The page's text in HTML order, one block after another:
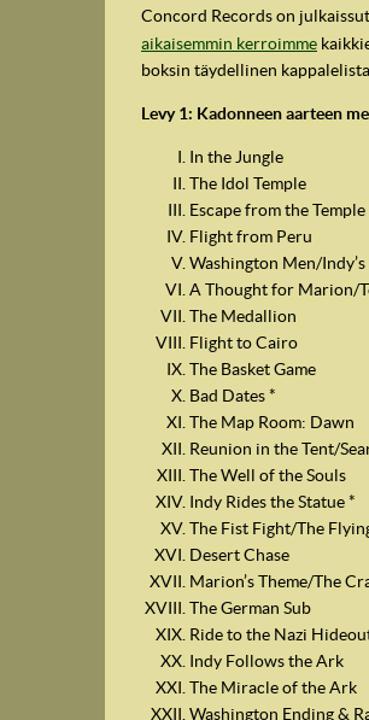
Concord Records on
aikaisemmin kerroimme
boksin täydellinen
Levy 1: Kadonneen aarteen
In the Jungle
The Idol Temple
Escape from the Temple
Flight from Peru
Washington Men/Indy’s
A Thought for Marion/
The Medallion
Flight to Cairo
The Basket Game
Bad Dates *
The Map Room: Dawn
Reunion in the Tent/
The Well of the Souls
Indy Rides the Statue *
The Fist Fight/The
Desert Chase
Marion’s Theme/The
The German Sub
Ride to the Nazi
Indy Follows the Ark
The Miracle of the Ark
Washington Ending &